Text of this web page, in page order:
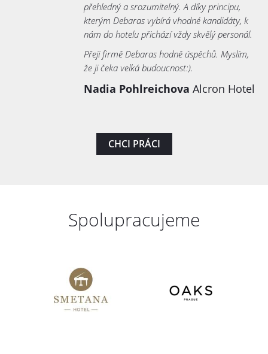
přehledný a srozumitelný. A díky principu,
kterým Debaras vybírá vhodné kandidáty, k
nám do hotelu přichází vždy skvělý personál.
Přeji firmě Debaras hodně úspěchů. Myslím,
že ji čeka velká budoucnost:).
Nadia Pohlreichova Alcron Hotel
CHCI PRÁCI
Spolupracujeme